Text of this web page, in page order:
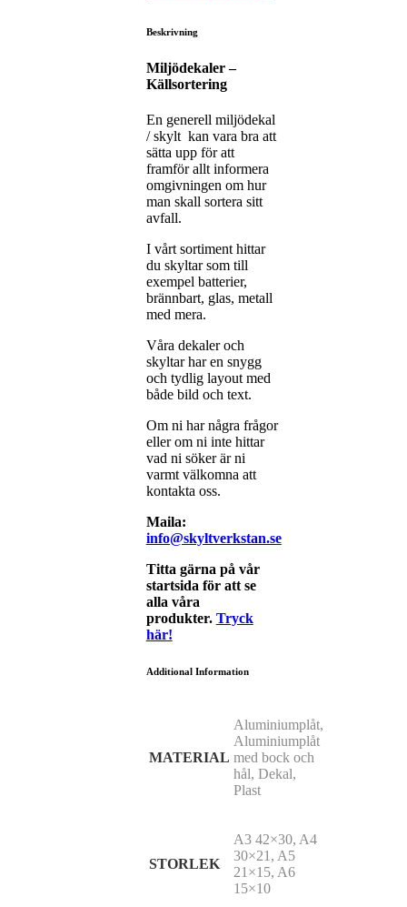
Beskrivning
Miljödekaler –
Källsortering
En generell miljödekal
/ skylt kan vara bra att
sätta upp för att
framför allt informera
omgivningen om hur
man skall sortera sitt
avfall.
I vårt sortiment hittar
du skyltar som till
exempel batterier,
brännbart, glas, metall
med mera.
Våra dekaler och
skyltar har en snygg
och tydlig layout med
både bild och text.
Om ni har några frågor
eller om ni inte hittar
vad ni söker är ni
varmt välkomna att
kontakta oss.
Maila:
info@skyltverkstan.se
Titta gärna på vår
startsida för att se
alla våra
produkter. Tryck
här!
Additional Information
MATERIAL
Aluminiumplåt,
Aluminiumplåt
med bock och
hål, Dekal,
Plast
STORLEK
A3 42×30, A4
30×21, A5
21×15, A6
15×10